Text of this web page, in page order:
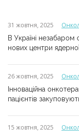
31 жовтня, 2025
В Україні незабаром
нових центри
26 жовтня, 2025
Інноваційна
пацієнтів
15 жовтня, 2025